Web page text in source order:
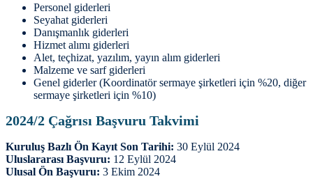
Personel giderleri
Seyahat giderleri
Danışmanlık giderleri
Hizmet alımı giderleri
Alet, teçhizat, yazılım, yayın alım giderleri
Malzeme ve sarf giderleri
Genel giderler (Koordinatör sermaye şirketleri için %20, diğer
sermaye şirketleri için %10)
2024/2 Çağrısı Başvuru Takvimi
Kuruluş Bazlı Ön Kayıt Son Tarihi: 30 Eylül 2024
Uluslararası Başvuru: 12 Eylül 2024
Ulusal Ön Başvuru: 3 Ekim 2024